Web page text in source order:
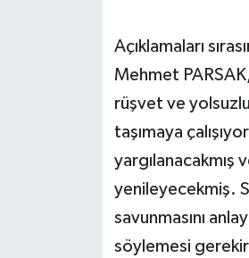
Açıklamaları
Mehmet
rüşvet ve
taşımaya
yargılanacakmış
yenileyecekmiş.
savunmasını
söylemesi